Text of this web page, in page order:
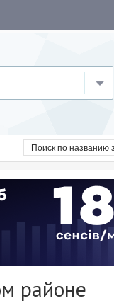
районе